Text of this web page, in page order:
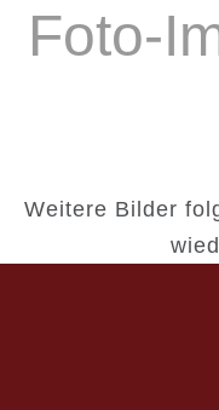
Foto-
Weitere Bilder